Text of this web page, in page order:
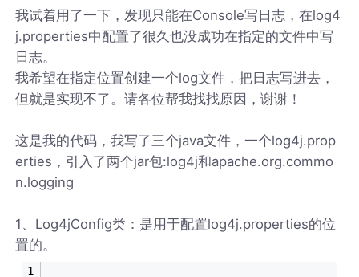
我试着用了一下，发现只能在Console写日志，在log4
j.properties中配置了很久也没成功在指定的文件中写
日志。
我希望在指定位置创建一个log文件，把日志写进去，
但就是实现不了。请各位帮我找找原因，谢谢！
这是我的代码，我写了三个java文件，一个log4j.prop
erties，引入了两个jar包:log4j和apache.org.commo
n.logging
1、Log4jConfig类：是用于配置log4j.properties的位
置的。